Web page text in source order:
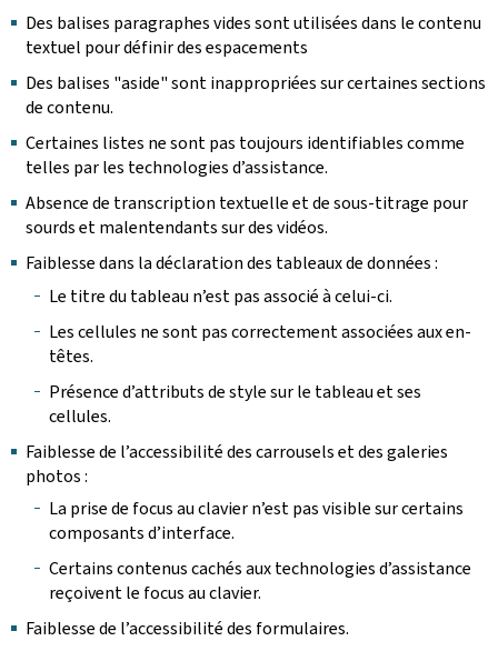
Des balises paragraphes vides sont utilisées dans le contenu
textuel pour définir des espacements
Des balises "aside" sont inappropriées sur certaines sections
de contenu.
Certaines listes ne sont pas toujours identifiables comme
telles par les technologies d’assistance.
Absence de transcription textuelle et de sous-titrage pour
sourds et malentendants sur des vidéos.
Faiblesse dans la déclaration des tableaux de données :
Le titre du tableau n’est pas associé à celui-ci.
Les cellules ne sont pas correctement associées aux en-
têtes.
Présence d’attributs de style sur le tableau et ses
cellules.
Faiblesse de l’accessibilité des carrousels et des galeries
photos :
La prise de focus au clavier n’est pas visible sur certains
composants d’interface.
Certains contenus cachés aux technologies d’assistance
reçoivent le focus au clavier.
Faiblesse de l’accessibilité des formulaires.